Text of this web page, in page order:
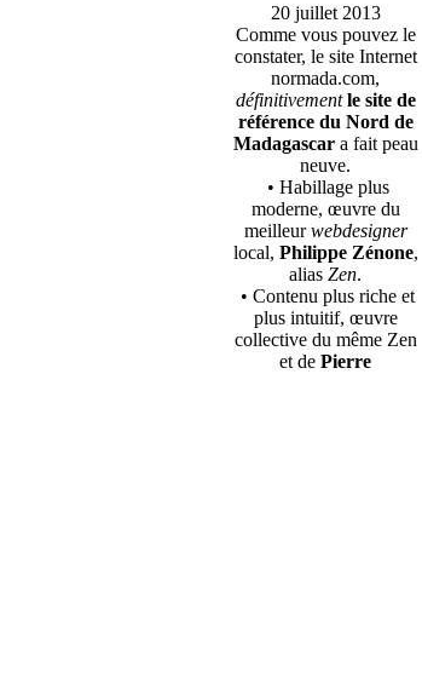
20 juillet 2013
Comme vous pouvez le
constater, le site Internet
normada.com,
définitivement le site de
référence du Nord de
Madagascara fait peau
neuve.
• Habillage plus
moderne, œuvre du
meilleurwebdesigner
local, Philippe Zénone,
alias Zen.
• Contenu plus riche et
plus intuitif, œuvre
collective du même Zen
et de Pierre